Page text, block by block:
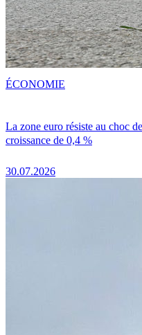
La zone euro résiste au choc
croissance de 0,4 %
30.07.2026
ÉCONOMIE